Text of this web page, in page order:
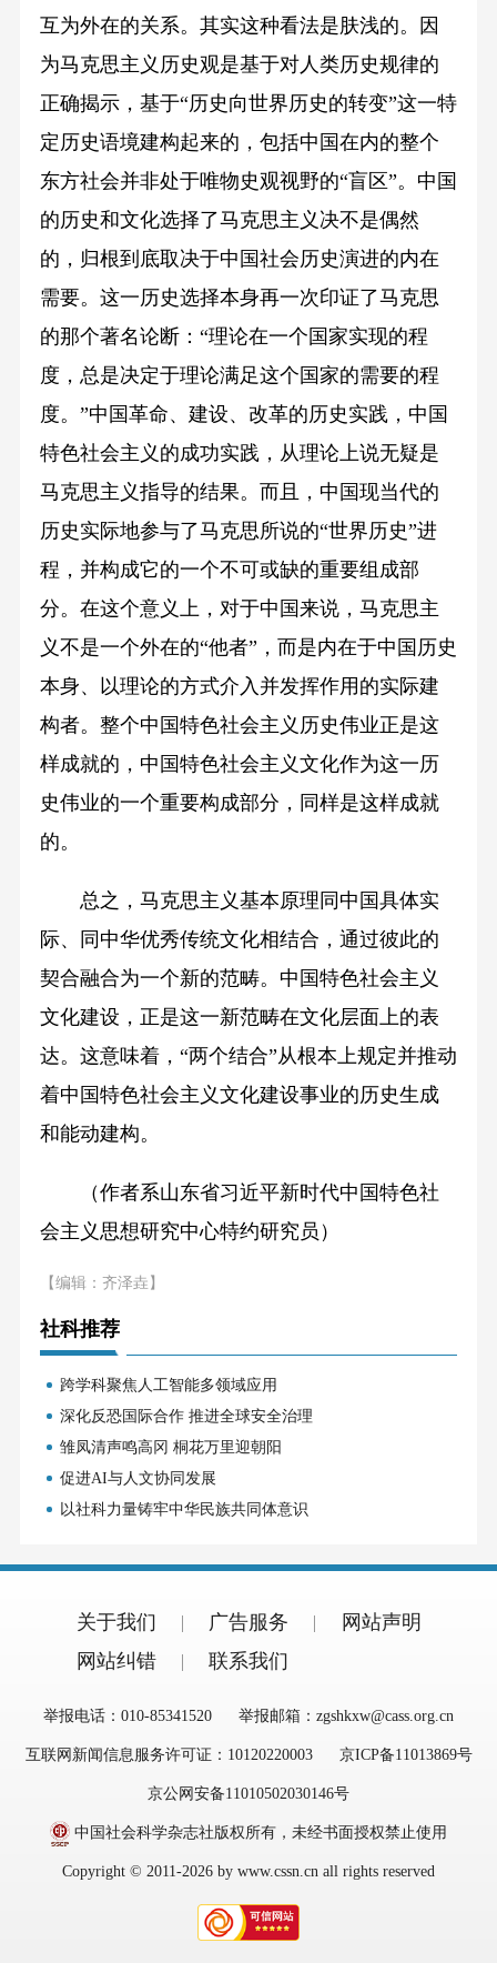
互为外在的关系。其实这种看法是肤浅的。因
为马克思主义历史观是基于对人类历史规律的
正确揭示，基于“历史向世界历史的转变”这一特
定历史语境建构起来的，包括中国在内的整个
东方社会并非处于唯物史观视野的“盲区”。中国
的历史和文化选择了马克思主义决不是偶然
的，归根到底取决于中国社会历史演进的内在
需要。这一历史选择本身再一次印证了马克思
的那个著名论断：“理论在一个国家实现的程
度，总是决定于理论满足这个国家的需要的程
度。”中国革命、建设、改革的历史实践，中国
特色社会主义的成功实践，从理论上说无疑是
马克思主义指导的结果。而且，中国现当代的
历史实际地参与了马克思所说的“世界历史”进
程，并构成它的一个不可或缺的重要组成部
分。在这个意义上，对于中国来说，马克思主
义不是一个外在的“他者”，而是内在于中国历史
本身、以理论的方式介入并发挥作用的实际建
构者。整个中国特色社会主义历史伟业正是这
样成就的，中国特色社会主义文化作为这一历
史伟业的一个重要构成部分，同样是这样成就
的。
总之，马克思主义基本原理同中国具体实
际、同中华优秀传统文化相结合，通过彼此的
契合融合为一个新的范畴。中国特色社会主义
文化建设，正是这一新范畴在文化层面上的表
达。这意味着，“两个结合”从根本上规定并推动
着中国特色社会主义文化建设事业的历史生成
和能动建构。
（作者系山东省习近平新时代中国特色社
会主义思想研究中心特约研究员）
【编辑：齐泽垚】
社科推荐
跨学科聚焦人工智能多领域应用
深化反恐国际合作 推进全球安全治理
雏凤清声鸣高冈 桐花万里迎朝阳
促进AI与人文协同发展
以社科力量铸牢中华民族共同体意识
关于我们 广告服务
网站声明
网站纠错
联系我们
举报电话：010-85341520 举报邮箱：zgshkxw@cass.org.cn
互联网新闻信息服务许可证：10120220003 京ICP备11013869号
京公网安备11010502030146号
中国社会科学杂志社版权所有，未经书面授权禁止使用
Copyright © 2011-2026 by www.cssn.cn all rights reserved